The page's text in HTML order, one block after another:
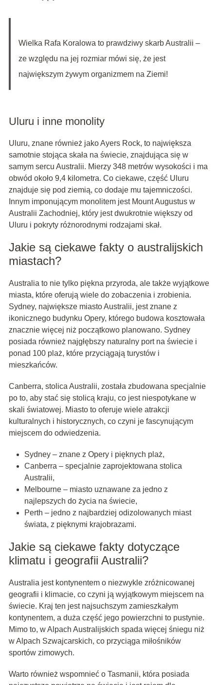
Wielka Rafa Koralowa to prawdziwy skarb Australii –
ze względu na jej rozmiar mówi się, że jest
największym żywym organizmem na Ziemi!
Uluru i inne monolity
Uluru, znane również jako Ayers Rock, to największa
samotnie stojąca skała na świecie, znajdująca się w
samym sercu Australii. Mierzy 348 metrów wysokości i ma
obwód około 9,4 kilometra. Co ciekawe, część Uluru
znajduje się pod ziemią, co dodaje mu tajemniczości.
Innym imponującym monolitem jest Mount Augustus w
Australii Zachodniej, który jest dwukrotnie większy od
Uluru i pokryty różnorodnymi rodzajami skał.
Jakie są ciekawe fakty o australijskich
miastach?
Australia to nie tylko piękna przyroda, ale także wyjątkowe
miasta, które oferują wiele do zobaczenia i zrobienia.
Sydney, największe miasto Australii, jest znane z
ikonicznego budynku Opery, którego budowa kosztowała
znacznie więcej niż początkowo planowano. Sydney
posiada również najgłębszy naturalny port na świecie i
ponad 100 plaż, które przyciągają turystów i
mieszkańców.
Canberra, stolica Australii, została zbudowana specjalnie
po to, aby stać się stolicą kraju, co jest niespotykane w
skali światowej. Miasto to oferuje wiele atrakcji
kulturalnych i historycznych, co czyni je fascynującym
miejscem do odwiedzenia.
Sydney – znane z Opery i pięknych plaż,
Canberra – specjalnie zaprojektowana stolica
Australii,
Melbourne – miasto uznawane za jedno z
najlepszych do życia na świecie,
Perth – jedno z najbardziej odizolowanych miast
świata, z pięknymi krajobrazami.
Jakie są ciekawe fakty dotyczące
klimatu i geografii Australii?
Australia jest kontynentem o niezwykle zróżnicowanej
geografii i klimacie, co czyni ją wyjątkowym miejscem na
świecie. Kraj ten jest najsuchszym zamieszkałym
kontynentem, a duża część jego powierzchni to pustynie.
Mimo to, w Alpach Australijskich spada więcej śniegu niż
w Alpach Szwajcarskich, co przyciąga miłośników
sportów zimowych.
Warto również wspomnieć o Tasmanii, która posiada